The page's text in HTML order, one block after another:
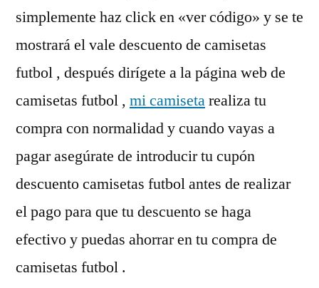
simplemente haz click en «ver código» y se te
mostrará el vale descuento de camisetas
futbol , después dirígete a la página web de
camisetas futbol , mi camisetarealiza tu
compra con normalidad y cuando vayas a
pagar asegúrate de introducir tu cupón
descuento camisetas futbol antes de realizar
el pago para que tu descuento se haga
efectivo y puedas ahorrar en tu compra de
camisetas futbol .